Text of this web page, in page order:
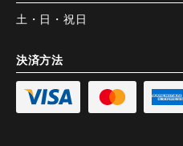
土・日・祝日
決済方法